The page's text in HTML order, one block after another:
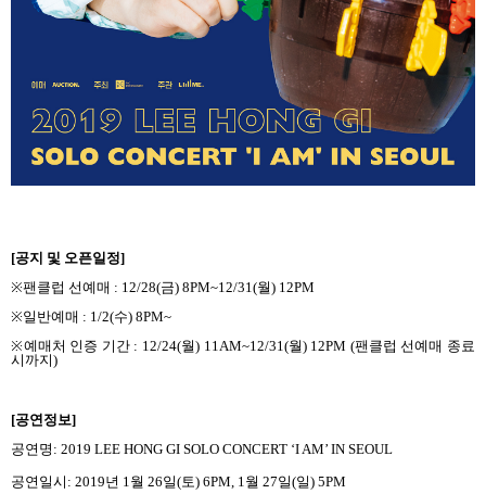
[공지 및 오픈일정]
※팬클럽 선예매 : 12/28(금) 8PM~12/31(월) 12PM
※일반예매 : 1/2(수) 8PM~
※예매처 인증 기간 : 12/24(월) 11AM~12/31(월) 12PM (팬클럽 선예매 종료
시까지)
[공연정보]
공연명 : 2019 LEE HONG GI SOLO CONCERT ‘I AM’ IN SEOUL
공연일시 : 2019년 1월 26일(토) 6PM, 1월 27일(일) 5PM